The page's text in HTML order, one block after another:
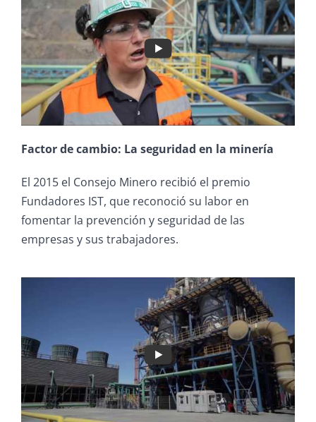
Factor de cambio: La seguridad en la minería
El 2015 el Consejo Minero recibió el premio
Fundadores IST, que reconoció su labor en
fomentar la prevención y seguridad de las
empresas y sus trabajadores.